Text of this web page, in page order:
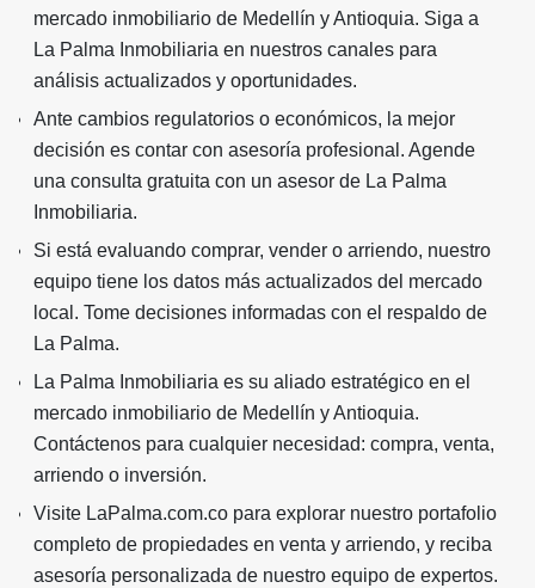
mercado inmobiliario de Medellín y Antioquia. Siga a
La Palma Inmobiliaria en nuestros canales para
análisis actualizados y oportunidades.
Ante cambios regulatorios o económicos, la mejor
decisión es contar con asesoría profesional. Agende
una consulta gratuita con un asesor de La Palma
Inmobiliaria.
Si está evaluando comprar, vender o arriendo, nuestro
equipo tiene los datos más actualizados del mercado
local. Tome decisiones informadas con el respaldo de
La Palma.
La Palma Inmobiliaria es su aliado estratégico en el
mercado inmobiliario de Medellín y Antioquia.
Contáctenos para cualquier necesidad: compra, venta,
arriendo o inversión.
Visite LaPalma.com.co para explorar nuestro portafolio
completo de propiedades en venta y arriendo, y reciba
asesoría personalizada de nuestro equipo de expertos.